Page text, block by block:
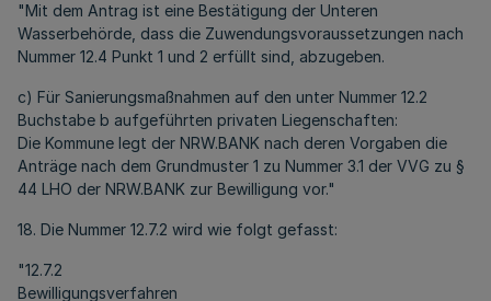
"Mit dem Antrag ist eine Bestätigung der Unteren
Wasserbehörde, dass die Zuwendungsvoraussetzungen nach
Nummer 12.4 Punkt 1 und 2 erfüllt sind, abzugeben.
c) Für Sanierungsmaßnahmen auf den unter Nummer 12.2
Buchstabe b aufgeführten privaten Liegenschaften:
Die Kommune legt der NRW.BANK nach deren Vorgaben die
Anträge nach dem Grundmuster 1 zu Nummer 3.1 der VVG zu §
44 LHO der NRW.BANK zur Bewilligung vor."
18. Die Nummer 12.7.2 wird wie folgt gefasst:
"12.7.2
Bewilligungsverfahren